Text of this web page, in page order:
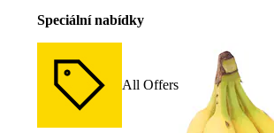
Speciální nabídky
All Offers